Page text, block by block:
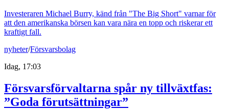
Investeraren Michael Burry, känd från "The Big Short" varnar för
att den amerikanska börsen kan vara nära en topp och riskerar ett
kraftigt fall.
nyheter/Försvarsbolag
Idag, 17:03
Försvarsförvaltarna spår ny tillväxtfas:
”Goda förutsättningar”